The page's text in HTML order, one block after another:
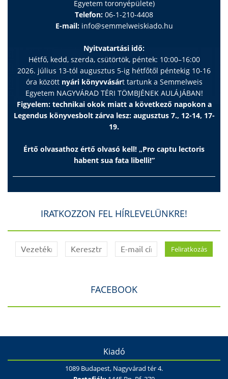
Egyetem toronyépülete)
Telefon: 06-1-210-4408
E-mail: info@semmelweiskiado.hu
Nyitvatartási idő:
Hétfő, kedd, szerda, csütörtök, péntek: 10:00–16:00
2026. július 13-tól augusztus 5-ig hétfőtől péntekig 10-16
óra között nyári könyvvásárt tartunk a Semmelweis
Egyetem NAGYVÁRAD TÉRI TÖMBJÉNEK AULÁJÁBAN!
Figyelem: technikai okok miatt a következő napokon a
Legendus könyvesbolt zárva lesz: augusztus 7., 12-14, 17-
19.
Értő olvasathoz értő olvasó kell! „Pro captu lectoris
habent sua fata libelli!”
IRATKOZZON FEL HÍRLEVELÜNKRE!
FACEBOOK
Kiadó
1089 Budapest, Nagyvárad tér 4.